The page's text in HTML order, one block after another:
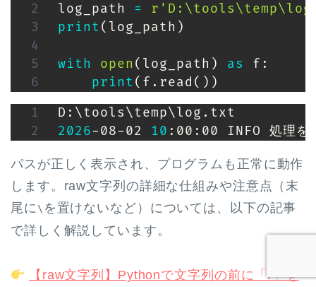
log_path
=
print ( log_path )
with open ( log_path ) as f :
print ( f . read ( ) )
D: \tools\temp\
2026-08-02 10 :00:00 INFO 処理を
パスが正しく表示され、プログラムも正常に動作
します。raw文字列の詳細な仕組みや注意点（末
尾に \ を置けないなど）については、以下の記事
で詳しく解説しています。
【raw文字列】Pythonで文字列の前に「r」を